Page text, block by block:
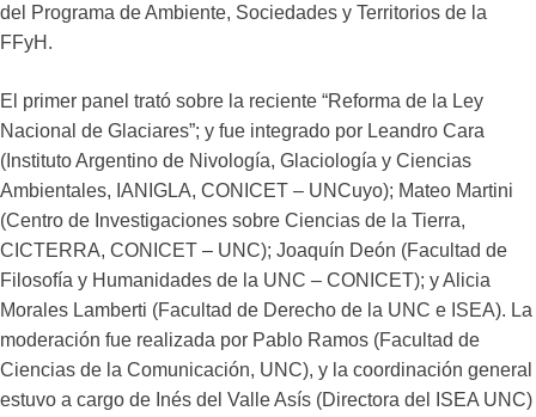
del Programa de Ambiente, Sociedades y Territorios de la
FFyH.
El primer panel trató sobre la reciente “Reforma de la Ley
Nacional de Glaciares”; y fue integrado por Leandro Cara
(Instituto Argentino de Nivología, Glaciología y Ciencias
Ambientales, IANIGLA, CONICET – UNCuyo); Mateo Martini
(Centro de Investigaciones sobre Ciencias de la Tierra,
CICTERRA, CONICET – UNC); Joaquín Deón (Facultad de
Filosofía y Humanidades de la UNC – CONICET); y Alicia
Morales Lamberti (Facultad de Derecho de la UNC e ISEA). La
moderación fue realizada por Pablo Ramos (Facultad de
Ciencias de la Comunicación, UNC), y la coordinación general
estuvo a cargo de Inés del Valle Asís (Directora del ISEA UNC)